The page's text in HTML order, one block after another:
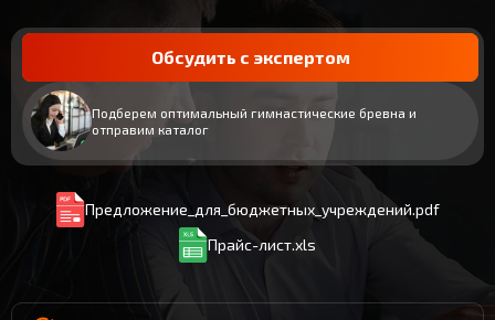
Обсудить с экспертом
Подберем оптимальный гимнастические бревна и
отправим каталог
Предложение_для_бюджетных_учреждений.pdf
Прайс-лист.xls